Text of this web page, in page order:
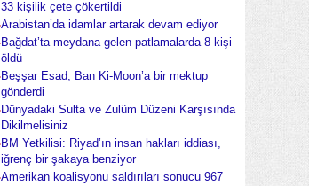
33 kişilik çete çökertildi
Arabistan’da idamlar artarak devam ediyor
Bağdat’ta meydana gelen patlamalarda 8 kişi
öldü
Beşşar Esad, Ban Ki-Moon’a bir mektup
gönderdi
Dünyadaki Sulta ve Zulüm Düzeni Karşısında
Dikilmelisiniz
BM Yetkilisi: Riyad’ın insan hakları iddiası,
iğrenç bir şakaya benziyor
Amerikan koalisyonu saldırıları sonucu 967